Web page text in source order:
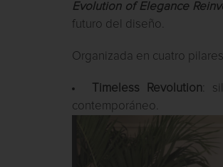
Evolution of Elegance
futuro del diseño.
Organizada en cuatro
Timeless Revolution:
contemporáneo.